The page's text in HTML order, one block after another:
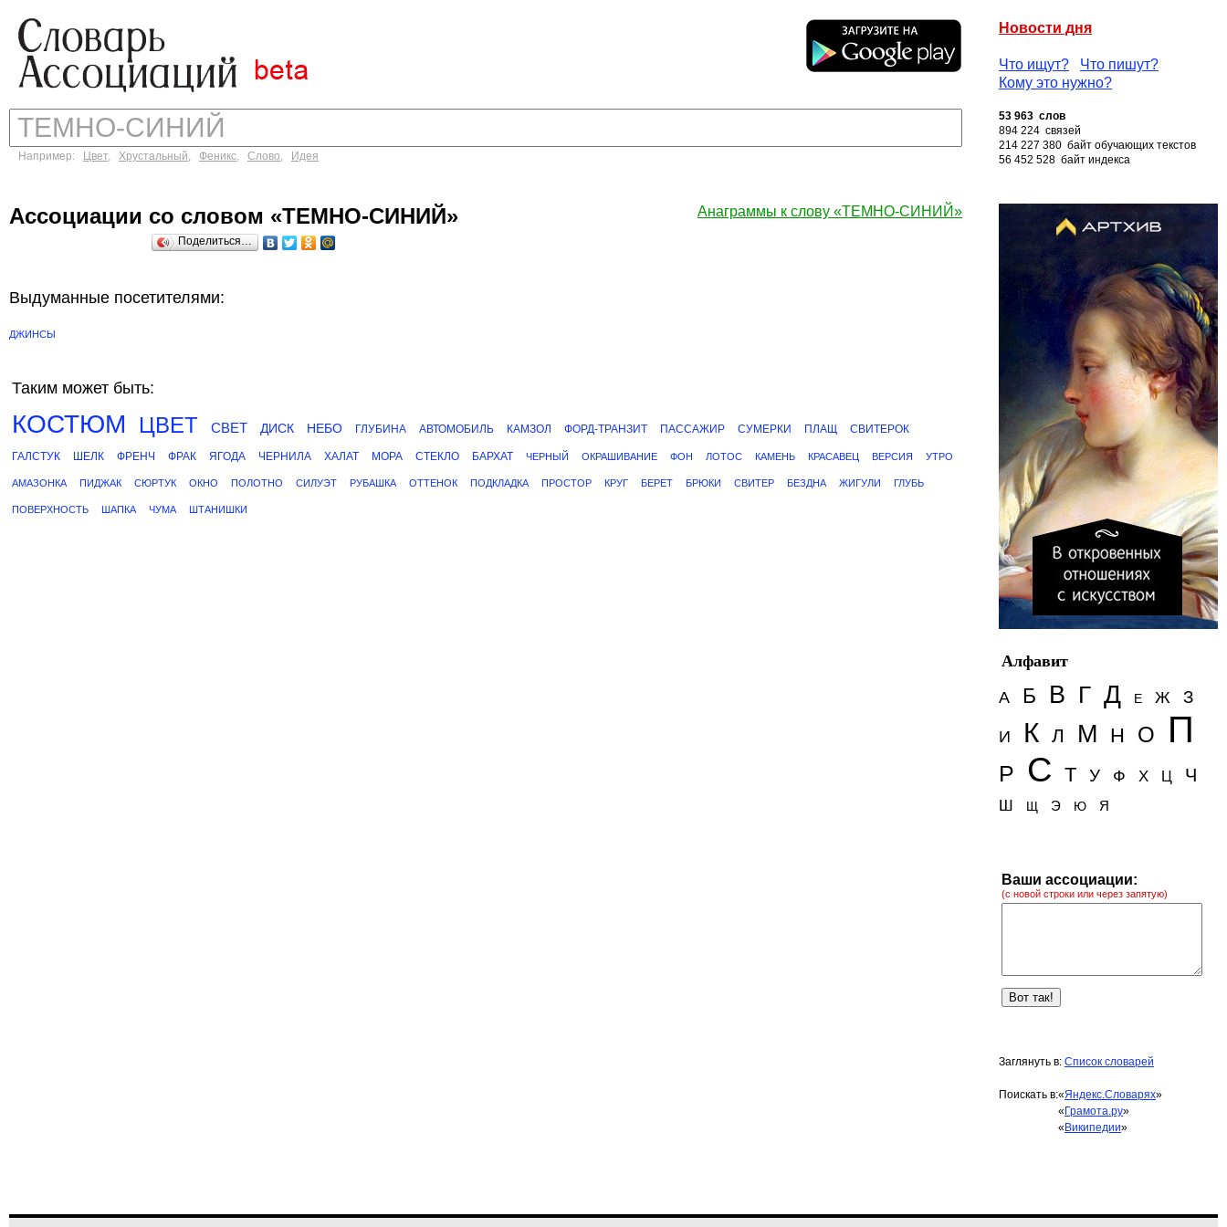
Новости дня
Что ищут?
Что пишут?
Кому это нужно?
Например: Цвет, Хрустальный, Феникс, Слово, Идея
53 963 слов
894 224 связей
214 227 380 байт обучающих текстов
56 452 528 байт индекса
Анаграммы к слову «ТЕМНО-СИНИЙ»
Ассоциации со словом «ТЕМНО-СИНИЙ»
Поделиться…
Выдуманные посетителями:
ДЖИНСЫ
Таким может быть:
КОСТЮМ ЦВЕТ СВЕТ ДИСК НЕБО ГЛУБИНА АВТОМОБИЛЬ КАМЗОЛ ФОРД-ТРАНЗИТ ПАССАЖИР СУМЕРКИ ПЛАЩ СВИТЕРОК
ГАЛСТУК ШЕЛК ФРЕНЧ ФРАК ЯГОДА ЧЕРНИЛА ХАЛАТ МОРА СТЕКЛО БАРХАТ ЧЕРНЫЙ ОКРАШИВАНИЕ ФОН ЛОТОС КАМЕНЬ КРАСАВЕЦ ВЕРСИЯ УТРО
АМАЗОНКА ПИДЖАК СЮРТУК ОКНО ПОЛОТНО СИЛУЭТ РУБАШКА ОТТЕНОК ПОДКЛАДКА ПРОСТОР КРУГ БЕРЕТ БРЮКИ СВИТЕР БЕЗДНА ЖИГУЛИ ГЛУБЬ
ПОВЕРХНОСТЬ ШАПКА ЧУМА ШТАНИШКИ
Алфавит
А
Б В Г Д Е Ж З
И К Л М Н О П
Р С Т У Ф Х Ц Ч
Ш Щ Э Ю Я
Ваши ассоциации:
(с новой строки или через запятую)
Заглянуть в: Список словарей
Поискать в:«Яндекс.Словарях»
« Грамота.ру»
« Википедии»